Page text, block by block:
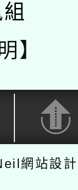
】
網站設